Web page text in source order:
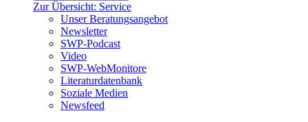
Zur Übersicht: Service
Unser Beratungsangebot
Newsletter
SWP-Podcast
Video
SWP-WebMonitore
Literaturdatenbank
Soziale Medien
Newsfeed